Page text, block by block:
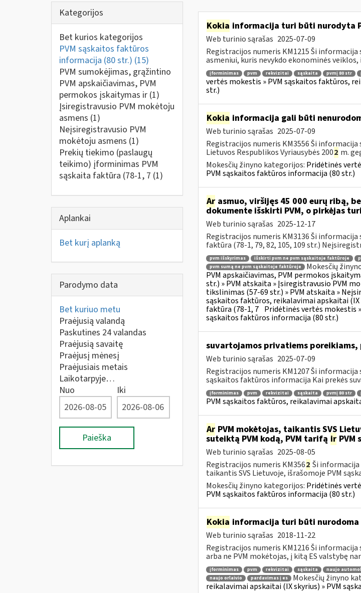
Kategorijos
Bet kurios kategorijos
PVM sąskaitos faktūros
informacija (80 str.) (15)
PVM sumokėjimas, grąžintino
PVM apskaičiavimas, PVM
permokos įskaitymas ir (1)
Įsiregistravusio PVM mokėtoju
asmens (1)
Neįsiregistravusio PVM
mokėtoju asmens (1)
Prekių tiekimo (paslaugų
teikimo) įforminimas PVM
sąskaita faktūra (78-1, 7 (1)
Aplankai
Bet kurį aplanką
Parodymo data
Bet kuriuo metu
Praėjusią valandą
Paskutines 24 valandas
Praėjusią savaitę
Praėjusį mėnesį
Praėjusiais metais
Laikotarpyje…
Nuo
Iki
Paieška
Kokia informacija turi būti nurodyta
Web turinio sąrašas 2025-07-09
Registracijos numeris KM1215 Ši
asmeniui, kuris nevykdo ekonominės
įforminimas pvm rekvizitai sąskaita pvmį 80 str
vertės mokestis » PVM sąskaitos faktūros,
str.)
Kokia informacija gali būti
Web turinio sąrašas 2025-07-09
Registracijos numeris KM3556 Ši
Lietuvos Respublikos Vyriausybės 2002 m.
Mokesčių žinyno kategorijos: Pridėtinės
PVM sąskaitos faktūros informacija (80 str.)
Arasmuo, viršijęs 45 000 eurų ribą,
dokumente išskirti PVM, o pirkėjas
Web turinio sąrašas 2025-12-17
Registracijos numeris KM3136 Ši
faktūra (78-1, 79, 82, 105, 109 str.)
pvm išskyrimas išskirti pvm ne pvm sąskaitoje faktūroje
pvm sumą ne pvm sąskaitoje faktūroje
Mokesčių
PVM apskaičiavimas, PVM permokos
str.) » PVM atskaita » Įsiregistravusio PVM
tikslinimas (57-69 str.) » PVM atskaita »
sąskaitos faktūros, reikalavimai apskaitai
faktūra (78-1, 7 Pridėtinės vertės mokestis
sąskaitos faktūros informacija (80 str.)
suvartojamos privatiems
Web turinio sąrašas 2025-07-09
Registracijos numeris KM1207 Ši
sąskaitos faktūros informacija Kai prekės
įforminimas pvm rekvizitai sąskaita pvmį 80 str
PVM sąskaitos faktūros, reikalavimai
ArPVM mokėtojas, taikantis SVS
suteiktą PVM kodą, PVM tarifą irPVM
Web turinio sąrašas 2025-08-05
Registracijos numeris KM3562 Ši
taikantis SVS Lietuvoje, išrašomoje PVM
Mokesčių žinyno kategorijos: Pridėtinės
PVM sąskaitos faktūros informacija (80 str.)
Kokia informacija turi būti nurodoma
Web turinio sąrašas 2018-11-22
Registracijos numeris KM1216 Ši
arba ne PVM mokėtojas, į kitą ES valstybę
įforminimas pvm rekvizitai sąskaita naujo
naujo orlaivio
pardavimas į es Mokesčių žinyno
reikalavimai apskaitai (IX skyrius) » PVM